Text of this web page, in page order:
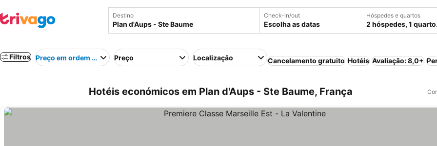
Destino Check-in/out
Escolha as datas
Hóspedes e quartos
2 hóspedes, 1 quarto.
Filtros Preço em ordem crescentePreço Localização Cancelamento gratuito Hotéis Avaliação: 8,0+
Hotéis económicos em Plan d'Aups - Ste Baume, França